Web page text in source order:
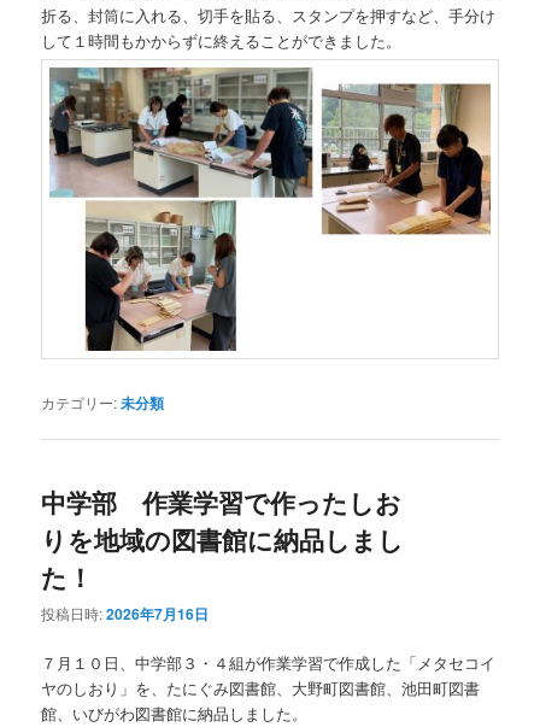
折る、封筒に入れる、切手を貼る、スタンプを押すなど、手分け
して１時間もかからずに終えることができました。
カテゴリー:未分類
中学部 作業学習で作ったしお
りを地域の図書館に納品しまし
た！
投稿日時:2026年7月16日
７月１０日、中学部３・４組が作業学習で作成した「メタセコイ
ヤのしおり」を、たにぐみ図書館、大野町図書館、池田町図書
館、いびがわ図書館に納品しました。